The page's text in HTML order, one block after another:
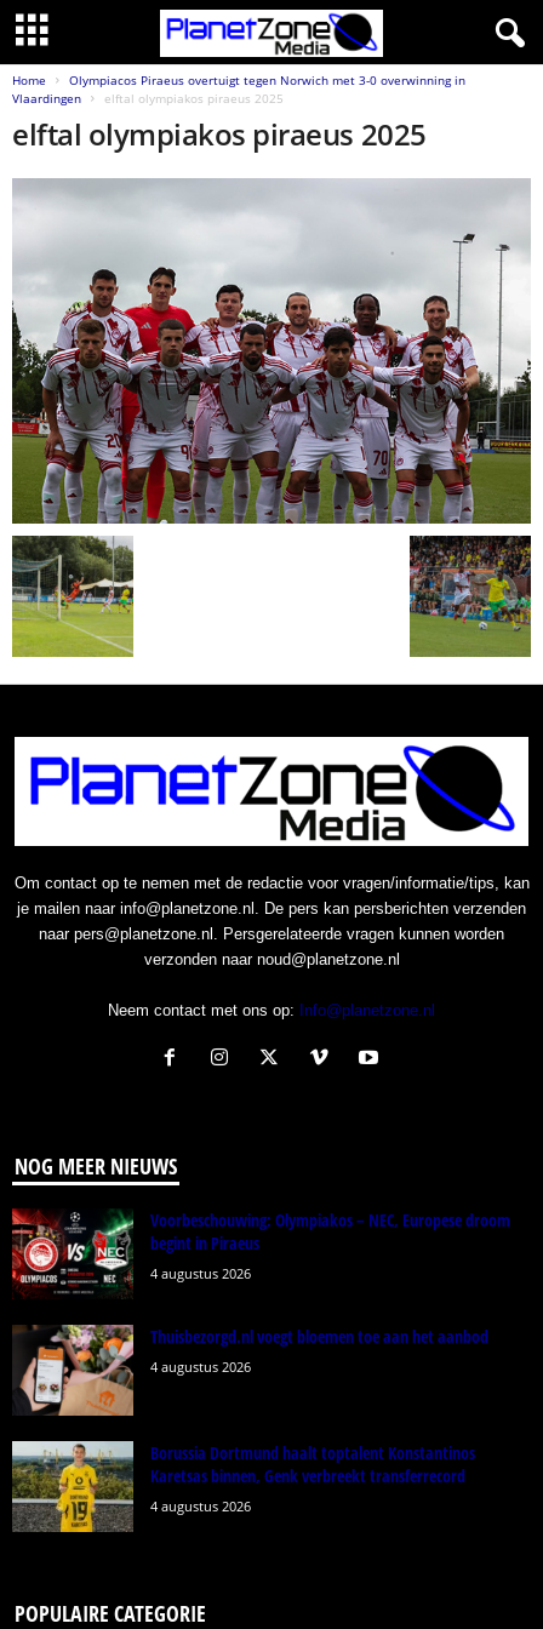
Home
Olympiacos Piraeus overtuigt tegen Norwich met 3-0 overwinning in
Vlaardingen
elftal olympiakos piraeus 2025
elftal olympiakos piraeus 2025
Om contact op te nemen met de redactie voor vragen/informatie/tips, kan
je mailen naar info@planetzone.nl. De pers kan persberichten verzenden
naar pers@planetzone.nl. Persgerelateerde vragen kunnen worden
verzonden naar noud@planetzone.nl
Neem contact met ons op: Info@planetzone.nl
NOG MEER NIEUWS
Voorbeschouwing: Olympiakos – NEC, Europese droom
begint in Piraeus
4 augustus 2026
Thuisbezorgd.nl voegt bloemen toe aan het aanbod
4 augustus 2026
Borussia Dortmund haalt toptalent Konstantinos
Karetsas binnen, Genk verbreekt transferrecord
4 augustus 2026
POPULAIRE CATEGORIE